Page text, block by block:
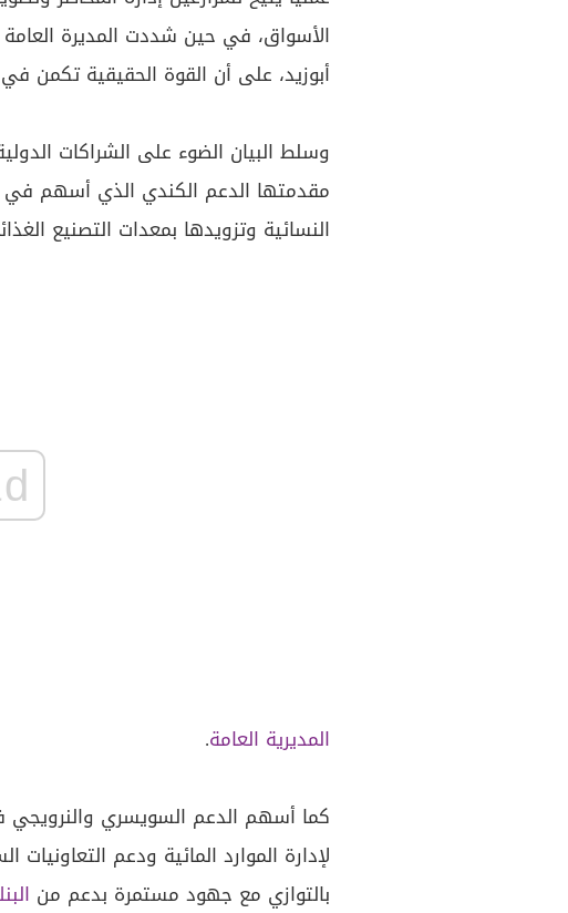
الأسواق، في حين شددت المديرة العامة
أبوزيد، على أن القوة الحقيقية تكمن
وسلط البيان الضوء على الشراكات
مقدمتها الدعم الكندي الذي أسهم في
النسائية وتزويدها بمعدات التصنيع
المديرية العامة.
كما أسهم الدعم السويسري
لإدارة الموارد المائية ودعم
بالتوازي مع جهود مستمرة بدعم من